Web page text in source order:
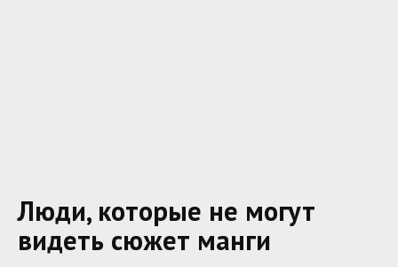
Люди, которые не могут
видеть сюжет манги